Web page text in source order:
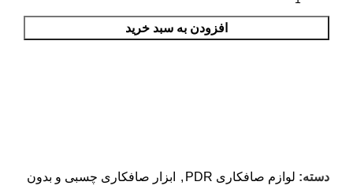
افزودن به سبد خرید
دسته: لوازم صافکاری PDR ,
ابزار صافکاری چسبی و بدون